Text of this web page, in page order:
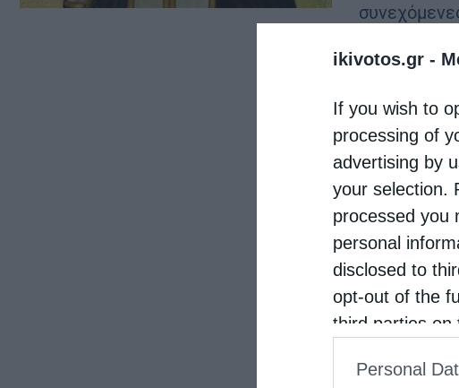
ikivotos.gr -
If you wish to
processing of
advertising by
your selection.
processed you
personal
disclosed to
opt-out of the
third parties on
IAB’s List of
Personal